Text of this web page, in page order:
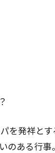
を発祥と
のある行事。